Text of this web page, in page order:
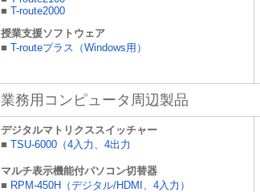
■ T-route2000
授業支援ソフトウェア
■ T-routeプラス（Windows用）
業務用コンピュータ周辺製品
デジタルマトリクススイッチャー
■ TSU-6000（4入力、4出力
マルチ表示機能付パソコン切替器
■ RPM-450H（デジタル/HDMI、4入力）